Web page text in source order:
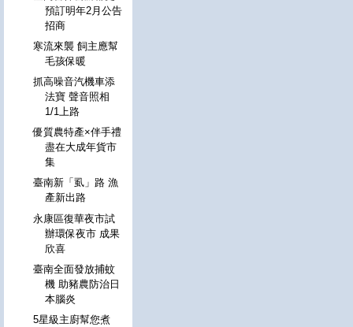
預訂明年2月公告
招商
寒流來襲 飼主應幫
毛孩保暖
抓高噪音汽機車添
法寶 聲音照相
1/1上路
優質農特產×伴手禮
盡在大成年貨市
集
臺南新「虱」路 漁
產新出路
永康區復華夜市試
辦環保夜市 成果
欣喜
臺南全面發放捕蚊
機 助豬農防治日
本腦炎
5星級主廚幫您煮